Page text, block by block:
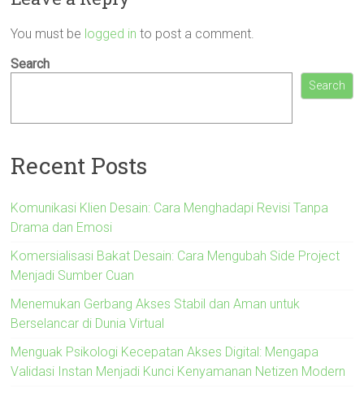
You must be logged in to post a comment.
Search
Search
Recent Posts
Komunikasi Klien Desain: Cara Menghadapi Revisi Tanpa
Drama dan Emosi
Komersialisasi Bakat Desain: Cara Mengubah Side Project
Menjadi Sumber Cuan
Menemukan Gerbang Akses Stabil dan Aman untuk
Berselancar di Dunia Virtual
Menguak Psikologi Kecepatan Akses Digital: Mengapa
Validasi Instan Menjadi Kunci Kenyamanan Netizen Modern